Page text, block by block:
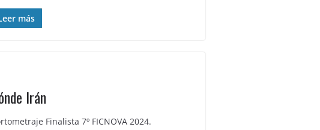
más
Irán
Finalista 7º FICNOVA 2024.